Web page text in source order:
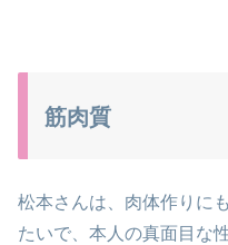
筋肉質
松本さんは、肉体作りに
たいで、本人の真面目な